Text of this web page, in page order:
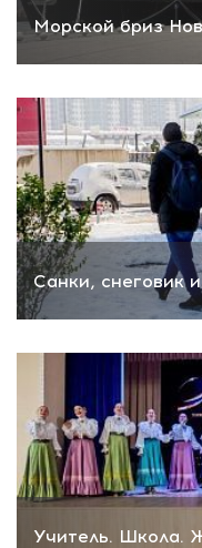
Морской бриз
Санки, снеговик
Учитель. Школа.